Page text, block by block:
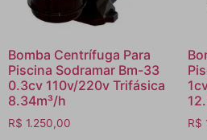
Bomba Centrífuga Para
Piscina Sodramar Bm-33
0.3cv 110v/220v Trifásica
8.34m³/h
R$ 1.250,00 R$